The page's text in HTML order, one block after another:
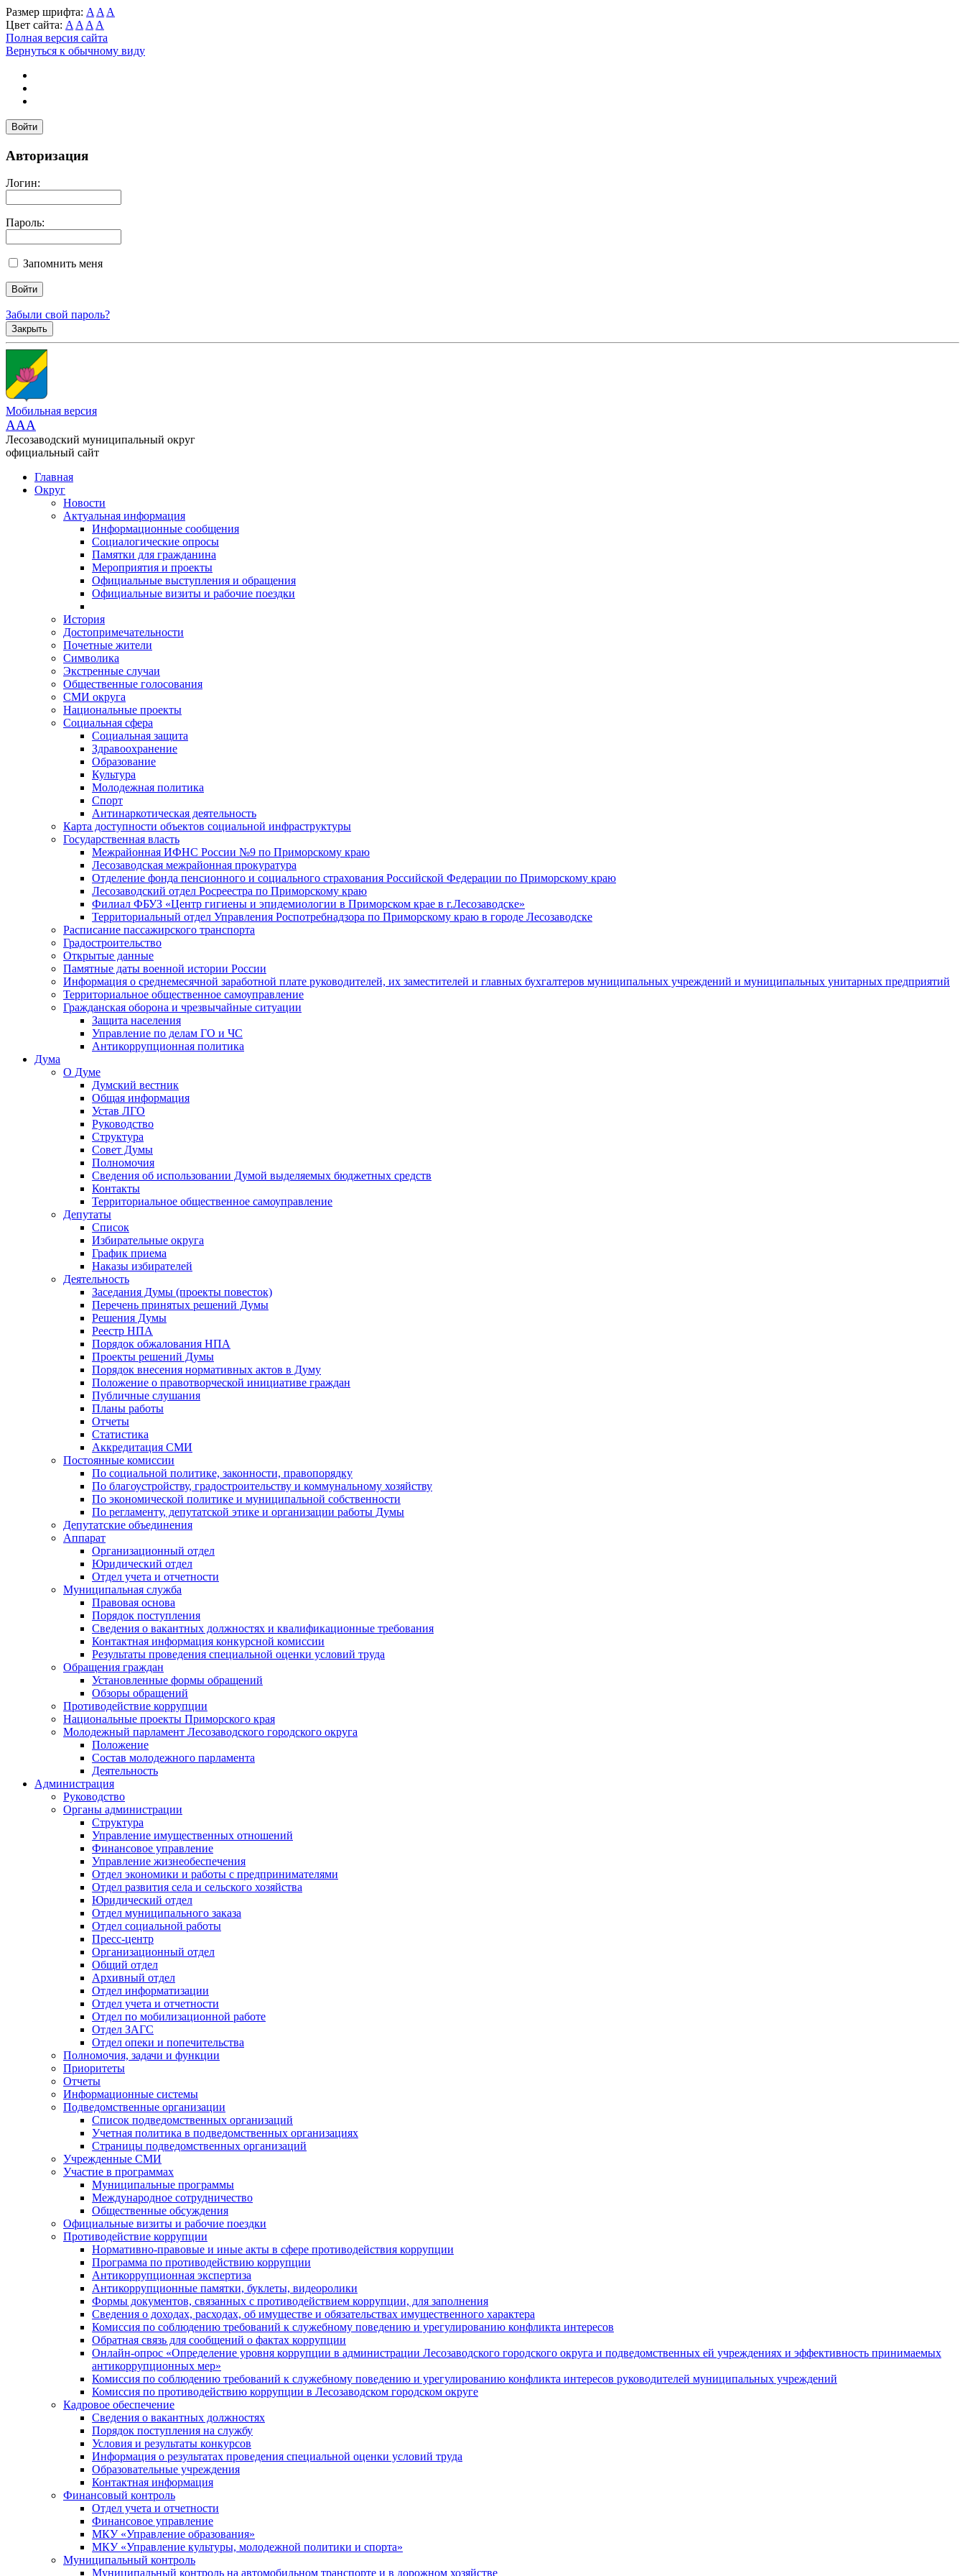
Размер шрифта: A A A
Цвет сайта: A A A A
Полная версия сайта
Вернуться к обычному виду
Войти
Авторизация
Логин:
Пароль:
Запомнить меня
Забыли свой пароль?
Закрыть
Мобильная версия
AAA
Лесозаводский муниципальный округ
официальный сайт
Главная
Округ
Новости
Актуальная информация
Информационные сообщения
Социалогические опросы
Памятки для гражданина
Мероприятия и проекты
Официальные выступления и обращения
Официальные визиты и рабочие поездки
История
Достопримечательности
Почетные жители
Символика
Экстренные случаи
Общественные голосования
СМИ округа
Национальные проекты
Социальная сфера
Социальная защита
Здравоохранение
Образование
Культура
Молодежная политика
Спорт
Антинаркотическая деятельность
Карта доступности объектов социальной инфраструктуры
Государственная власть
Межрайонная ИФНС России №9 по Приморскому краю
Лесозаводская межрайонная прокуратура
Отделение фонда пенсионного и социального страхования Российской Федерации по Приморскому краю
Лесозаводский отдел Росреестра по Приморскому краю
Филиал ФБУЗ «Центр гигиены и эпидемиологии в Приморском крае в г.Лесозаводске»
Территориальный отдел Управления Роспотребнадзора по Приморскому краю в городе Лесозаводске
Расписание пассажирского транспорта
Градостроительство
Открытые данные
Памятные даты военной истории России
Информация о среднемесячной заработной плате руководителей, их заместителей и главных бухгалтеров муниципальных учреждений и муниципальных унитарных предприятий
Территориальное общественное самоуправление
Гражданская оборона и чрезвычайные ситуации
Защита населения
Управление по делам ГО и ЧС
Антикоррупционная политика
Дума
О Думе
Думский вестник
Общая информация
Устав ЛГО
Руководство
Структура
Совет Думы
Полномочия
Сведения об использовании Думой выделяемых бюджетных средств
Контакты
Территориальное общественное самоуправление
Депутаты
Список
Избирательные округа
График приема
Наказы избирателей
Деятельность
Заседания Думы (проекты повесток)
Перечень принятых решений Думы
Решения Думы
Реестр НПА
Порядок обжалования НПА
Проекты решений Думы
Порядок внесения нормативных актов в Думу
Положение о правотворческой инициативе граждан
Публичные слушания
Планы работы
Отчеты
Статистика
Аккредитация СМИ
Постоянные комиссии
По социальной политике, законности, правопорядку
По благоустройству, градостроительству и коммунальному хозяйству
По экономической политике и муниципальной собственности
По регламенту, депутатской этике и организации работы Думы
Депутатские объединения
Аппарат
Организационный отдел
Юридический отдел
Отдел учета и отчетности
Муниципальная служба
Правовая основа
Порядок поступления
Сведения о вакантных должностях и квалификационные требования
Контактная информация конкурсной комиссии
Результаты проведения специальной оценки условий труда
Обращения граждан
Установленные формы обращений
Обзоры обращений
Противодействие коррупции
Национальные проекты Приморского края
Молодежный парламент Лесозаводского городского округа
Положение
Состав молодежного парламента
Деятельность
Администрация
Руководство
Органы администрации
Структура
Управление имущественных отношений
Финансовое управление
Управление жизнеобеспечения
Отдел экономики и работы с предпринимателями
Отдел развития села и сельского хозяйства
Юридический отдел
Отдел муниципального заказа
Отдел социальной работы
Пресс-центр
Организационный отдел
Общий отдел
Архивный отдел
Отдел информатизации
Отдел учета и отчетности
Отдел по мобилизационной работе
Отдел ЗАГС
Отдел опеки и попечительства
Полномочия, задачи и функции
Приоритеты
Отчеты
Информационные системы
Подведомственные организации
Список подведомственных организаций
Учетная политика в подведомственных организациях
Страницы подведомственных организаций
Учрежденные СМИ
Участие в программах
Муниципальные программы
Международное сотрудничество
Общественные обсуждения
Официальные визиты и рабочие поездки
Противодействие коррупции
Нормативно-правовые и иные акты в сфере противодействия коррупции
Программа по противодействию коррупции
Антикоррупционная экспертиза
Антикоррупционные памятки, буклеты, видеоролики
Формы документов, связанных с противодействием коррупции, для заполнения
Сведения о доходах, расходах, об имуществе и обязательствах имущественного характера
Комиссия по соблюдению требований к служебному поведению и урегулированию конфликта интересов
Обратная связь для сообщений о фактах коррупции
Онлайн-опрос «Определение уровня коррупции в администрации Лесозаводского городского округа и подведомственных ей учреждениях и эффективность принимаемых
антикоррупционных мер»
Комиссия по соблюдению требований к служебному поведению и урегулированию конфликта интересов руководителей муниципальных учреждений
Комиссия по противодействию коррупции в Лесозаводском городском округе
Кадровое обеспечение
Сведения о вакантных должностях
Порядок поступления на службу
Условия и результаты конкурсов
Информация о результатах проведения специальной оценки условий труда
Образовательные учреждения
Контактная информация
Финансовый контроль
Отдел учета и отчетности
Финансовое управление
МКУ «Управление образования»
МКУ «Управление культуры, молодежной политики и спорта»
Муниципальный контроль
Муниципальный контроль на автомобильном транспорте и в дорожном хозяйстве